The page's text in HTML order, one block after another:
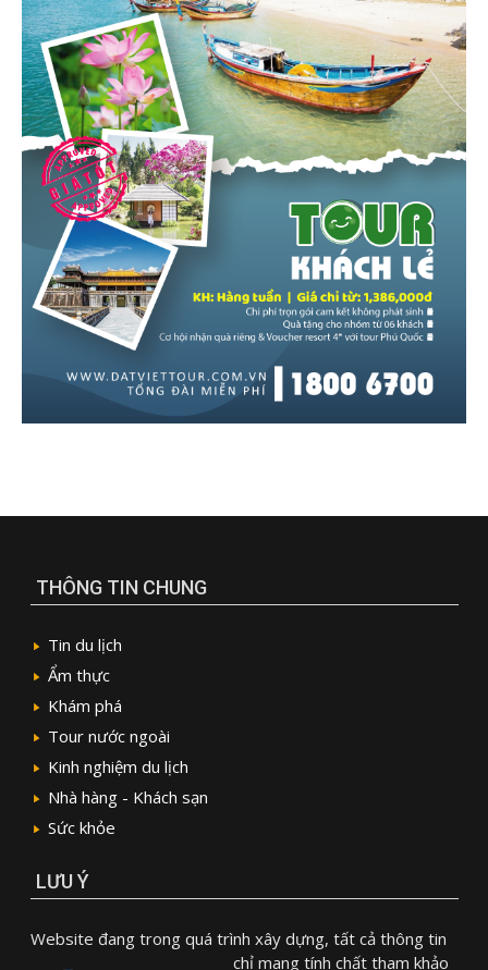
THÔNG TIN CHUNG
Tin du lịch
Ẩm thực
Khám phá
Tour nước ngoài
Kinh nghiệm du lịch
Nhà hàng - Khách sạn
Sức khỏe
LƯU Ý
Website đang trong quá trình xây dựng, tất cả thông tin
chỉ mang tính chất tham khảo